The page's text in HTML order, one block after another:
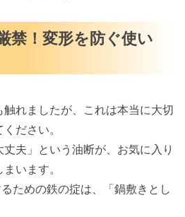
禁！変形を防ぐ使い
れましたが、これは本当に大切
ださい。
丈夫」という油断が、お気に入り
います。
ための鉄の掟は、「鍋敷きとし